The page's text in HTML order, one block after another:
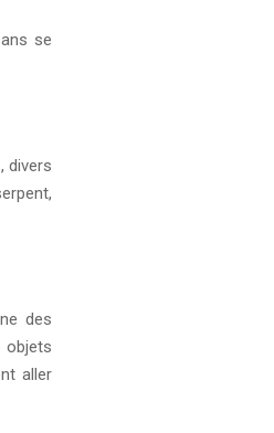
se
divers
des
objets
aller